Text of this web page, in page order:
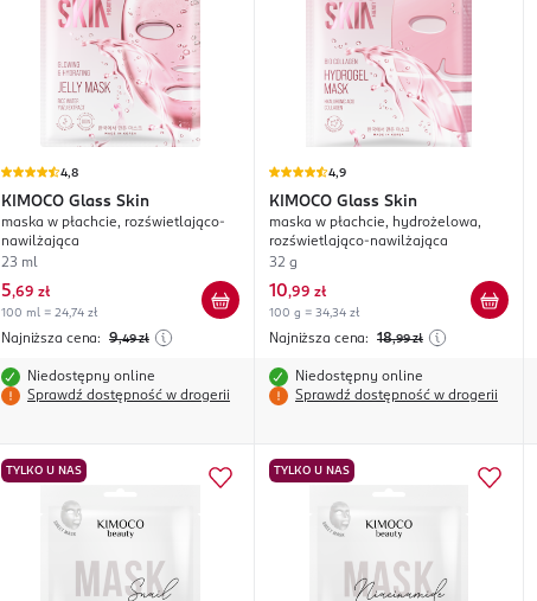
4,8
KIMOCO Glass Skin
maska w płachcie, rozświetlająco-
nawilżająca
23 ml
5,69 zł
100 ml = 24,74 zł
Najniższa cena: 9,49 zł
Niedostępny online
Sprawdź dostępność w drogerii
4,9
KIMOCO Glass Skin
maska w płachcie, hydrożelowa,
rozświetlająco-nawilżająca
32 g
10,99 zł
100 g = 34,34 zł
Najniższa cena: 18,99 zł
Niedostępny online
Sprawdź dostępność w drogerii
TYLKO U NAS TYLKO U NAS